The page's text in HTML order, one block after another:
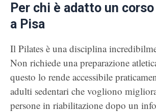
Per chi è adatto un
a Pisa
Il Pilates è una disciplina
Non richiede una preparazione
questo lo rende accessibile
adulti sedentari che vogliono
persone in riabilitazione dopo un